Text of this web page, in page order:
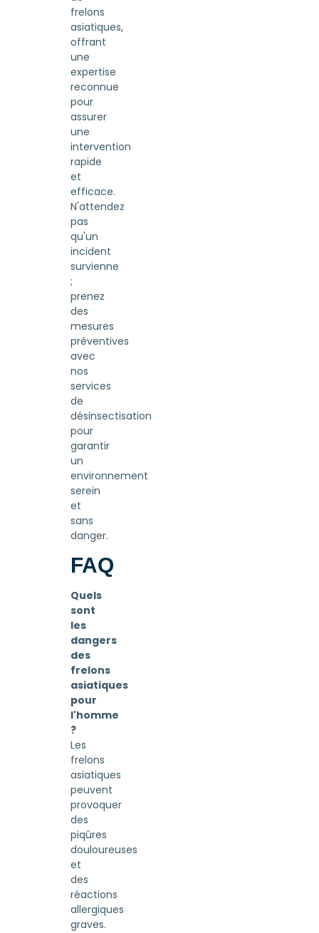
frelons
asiatiques,
offrant
une
expertise
reconnue
pour
assurer
une
intervention
rapide
et
efficace.
N'attendez
pas
qu'un
incident
survienne
;
prenez
des
mesures
préventives
avec
nos
services
de
désinsectisation
pour
garantir
un
environnement
serein
et
sans
danger.
FAQ
Quels
sont
les
dangers
des
frelons
asiatiques
pour
l'homme
?
Les
frelons
asiatiques
peuvent
provoquer
des
piqûres
douloureuses
et
des
réactions
allergiques
graves.